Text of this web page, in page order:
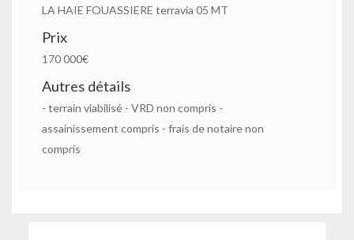
LA HAIE FOUASSIERE terravia 05 MT
Prix
170 000€
Autres détails
- terrain viabilisé - VRD non compris -
assainissement compris - frais de notaire non
compris